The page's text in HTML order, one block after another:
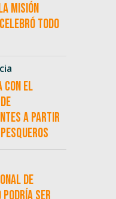
misión
celebró todo
con el
a partir
de